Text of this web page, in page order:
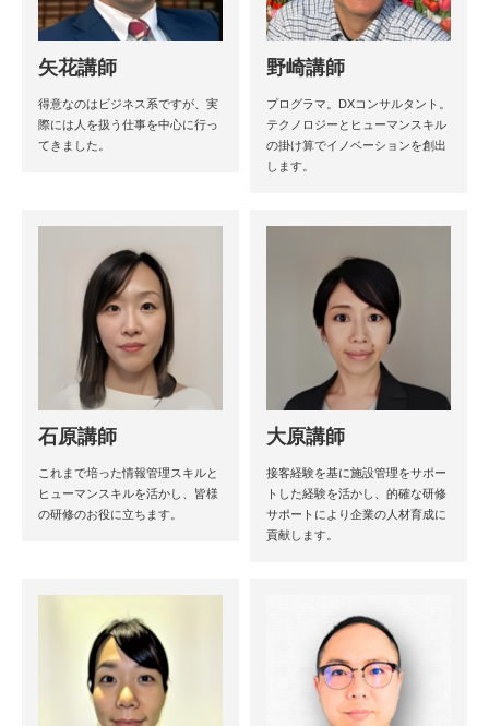
矢花講師
得意なのはビジネス系ですが、実
際には人を扱う仕事を中心に行っ
てきました。
野崎講師
プログラマ。DXコンサルタント。
テクノロジーとヒューマンスキル
の掛け算でイノベーションを創出
します。
石原講師
これまで培った情報管理スキルと
ヒューマンスキルを活かし、皆様
の研修のお役に立ちます。
大原講師
接客経験を基に施設管理をサポー
トした経験を活かし、的確な研修
サポートにより企業の人材育成に
貢献します。